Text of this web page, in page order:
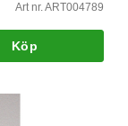
Art nr. ART004789
Köp